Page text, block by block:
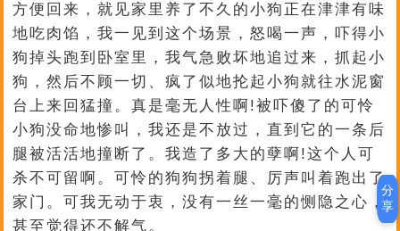
方便回来，就见家里养了不久的小狗正在津津有味
地吃肉馅，我一见到这个场景，怒喝一声，吓得小
狗掉头跑到卧室里，我气急败坏地追过来，抓起小
狗，然后不顾一切、疯了似地抡起小狗就往水泥窗
台上来回猛撞。真是毫无人性啊!被吓傻了的可怜
小狗没命地惨叫，我还是不放过，直到它的一条后
腿被活活地撞断了。我造了多大的孽啊!这个人可
杀不可留啊。可怜的狗狗拐着腿、厉声叫着跑出了
家门。可我无动于衷，没有一丝一毫的恻隐之心，
甚至觉得还不解气。
分
享